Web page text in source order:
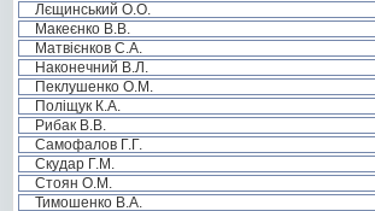
Лєщинський О.О.
Макеєнко В.В.
Матвієнков С.А.
Наконечний В.Л.
Пеклушенко О.М.
Поліщук К.А.
Рибак В.В.
Самофалов Г.Г.
Скудар Г.М.
Стоян О.М.
Тимошенко В.А.